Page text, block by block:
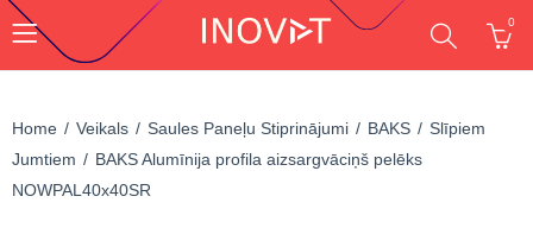
0
Home Veikals Saules Paneļu Stiprinājumi BAKS
Slīpiem
Jumtiem
BAKS Alumīnija profila aizsargvāciņš pelēks
NOWPAL40x40SR